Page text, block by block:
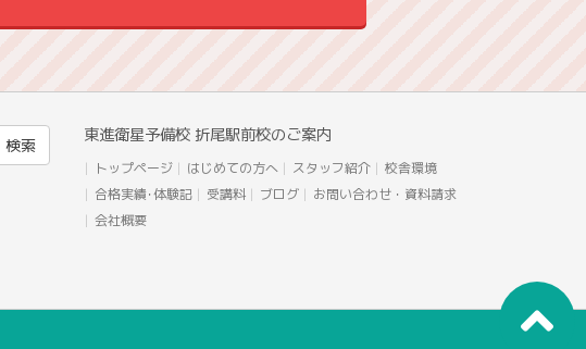
東進衛星予備校 折尾駅前校のご案内
トップページ はじめての方へ スタッフ紹介
校舎環境
合格実績･体験記
受講料 ブログ
お問い合わせ・資料請求
会社概要